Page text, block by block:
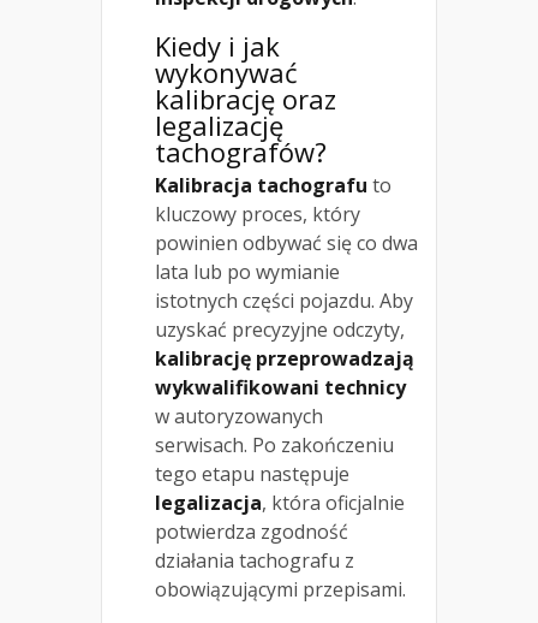
Kiedy i jak
wykonywać
kalibrację oraz
legalizację
tachografów?
Kalibracja tachografu to
kluczowy proces, który
powinien odbywać się co dwa
lata lub po wymianie
istotnych części pojazdu. Aby
uzyskać precyzyjne odczyty,
kalibrację przeprowadzają
wykwalifikowani technicy
w autoryzowanych
serwisach. Po zakończeniu
tego etapu następuje
legalizacja, która oficjalnie
potwierdza zgodność
działania tachografu z
obowiązującymi przepisami.